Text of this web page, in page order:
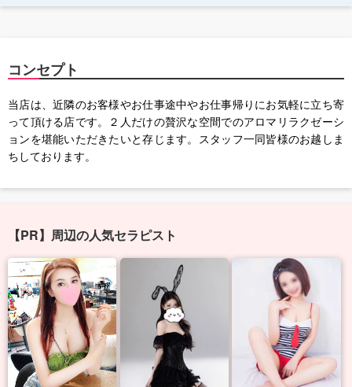
コンセプト
当店は、近隣のお客様やお仕事途中やお仕事帰りにお気軽に立ち寄
って頂ける店です。２人だけの贅沢な空間でのアロマリラクゼーシ
ョンを堪能いただきたいと存じます。スタッフ一同皆様のお越しま
ちしております。
【PR】周辺の人気セラピスト